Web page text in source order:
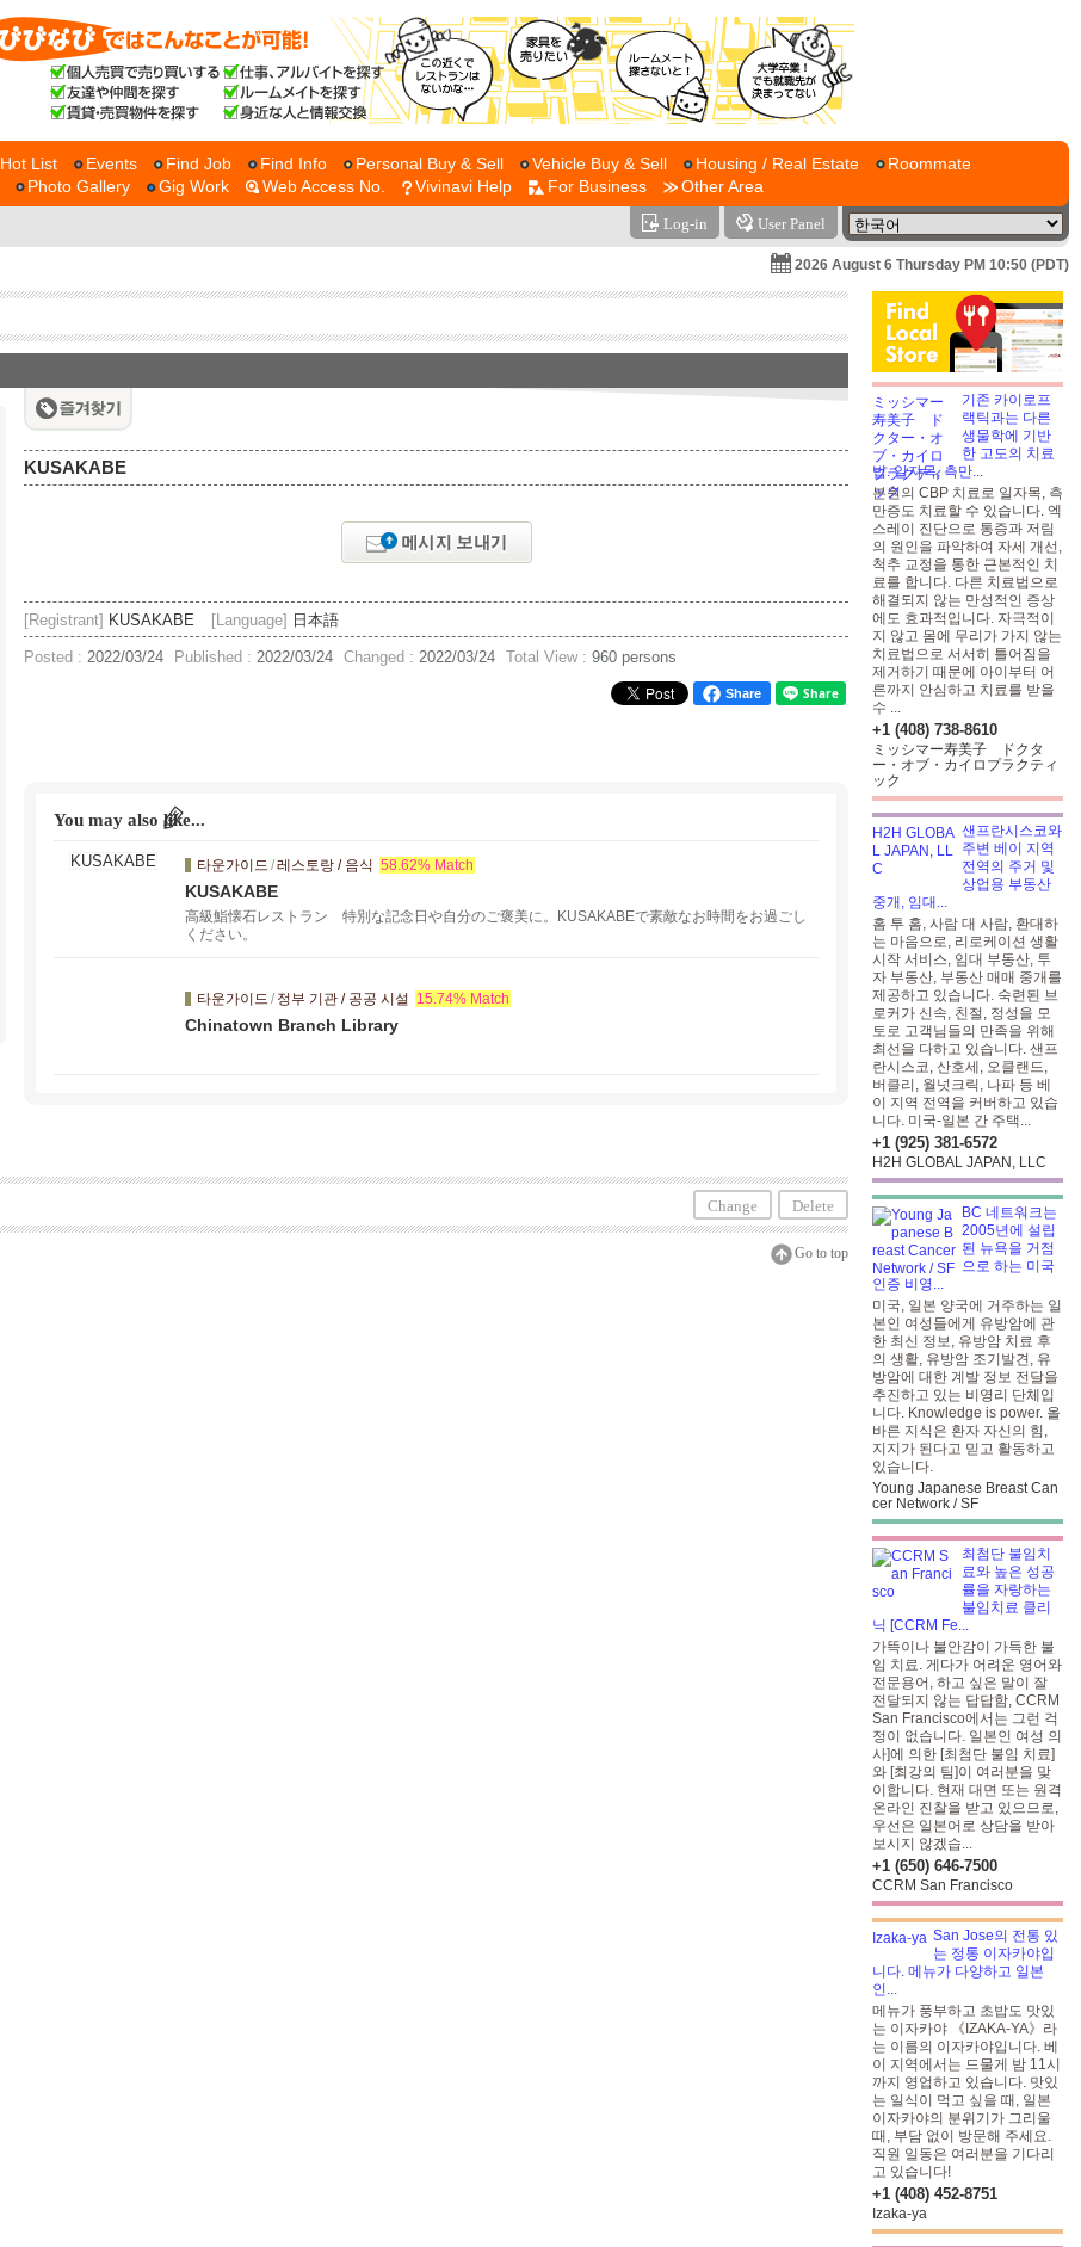
Hot List Events Find Job Find Info Personal Buy & Sell Vehicle Buy & Sell Housing / Real Estate
Roommate
Photo Gallery Gig Work Web Access No. Vivinavi Help For Business Other Area
Log-in User Panel
2026 August 6 Thursday PM 10:50 (PDT)
KUSAKABE
[Registrant] KUSAKABE [Language] 日本語
Posted : 2022/03/24 Published : 2022/03/24 Changed : 2022/03/24 Total View : 960 persons
Share
You may also like...
타운가이드 /레스토랑 / 음식 58.62% Match
KUSAKABE
高級鮨懐石レストラン 特別な記念日や自分のご褒美に。KUSAKABEで素敵なお時間をお過ごし
ください。
타운가이드 / 정부 기관 / 공공 시설 15.74% Match
Chinatown Branch Library
Change Delete
Go to top
기존 카이로프
랙틱과는 다른
생물학에 기반
한 고도의 치료
법. 일자목, 측만...
본원의 CBP 치료로 일자목, 측
만증도 치료할 수 있습니다. 엑
스레이 진단으로 통증과 저림
의 원인을 파악하여 자세 개선,
척추 교정을 통한 근본적인 치
료를 합니다. 다른 치료법으로
해결되지 않는 만성적인 증상
에도 효과적입니다. 자극적이
지 않고 몸에 무리가 가지 않는
치료법으로 서서히 틀어짐을
제거하기 때문에 아이부터 어
른까지 안심하고 치료를 받을
수 ...
+1 (408) 738-8610
ミッシマー寿美子 ドクタ
ー・オブ・カイロプラクティ
ック
샌프란시스코와
주변 베이 지역
전역의 주거 및
상업용 부동산
중개, 임대...
홈 투 홈, 사람 대 사람, 환대하
는 마음으로, 리로케이션 생활
시작 서비스, 임대 부동산, 투
자 부동산, 부동산 매매 중개를
제공하고 있습니다. 숙련된 브
로커가 신속, 친절, 정성을 모
토로 고객님들의 만족을 위해
최선을 다하고 있습니다. 샌프
란시스코, 산호세, 오클랜드,
버클리, 월넛크릭, 나파 등 베
이 지역 전역을 커버하고 있습
니다. 미국-일본 간 주택...
+1 (925) 381-6572
H2H GLOBAL JAPAN, LLC
BC 네트워크는
2005년에 설립
된 뉴욕을 거점
으로 하는 미국
인증 비영...
미국, 일본 양국에 거주하는 일
본인 여성들에게 유방암에 관
한 최신 정보, 유방암 치료 후
의 생활, 유방암 조기발견, 유
방암에 대한 계발 정보 전달을
추진하고 있는 비영리 단체입
니다. Knowledge is power. 올
바른 지식은 환자 자신의 힘,
지지가 된다고 믿고 활동하고
있습니다.
Young Japanese Breast Can
cer Network / SF
최첨단 불임치
료와 높은 성공
률을 자랑하는
불임치료 클리
닉 [CCRM Fe...
가뜩이나 불안감이 가득한 불
임 치료. 게다가 어려운 영어와
전문용어, 하고 싶은 말이 잘
전달되지 않는 답답함, CCRM
San Francisco에서는 그런 걱
정이 없습니다. 일본인 여성 의
사]에 의한 [최첨단 불임 치료]
와 [최강의 팀]이 여러분을 맞
이합니다. 현재 대면 또는 원격
온라인 진찰을 받고 있으므로,
우선은 일본어로 상담을 받아
보시지 않겠습...
+1 (650) 646-7500
CCRM San Francisco
San Jose의 전통 있
는 정통 이자카야입
니다. 메뉴가 다양하고 일본
인...
메뉴가 풍부하고 초밥도 맛있
는 이자카야 《IZAKA-YA》라
는 이름의 이자카야입니다. 베
이 지역에서는 드물게 밤 11시
까지 영업하고 있습니다. 맛있
는 일식이 먹고 싶을 때, 일본
이자카야의 분위기가 그리울
때, 부담 없이 방문해 주세요.
직원 일동은 여러분을 기다리
고 있습니다!
+1 (408) 452-8751
Izaka-ya